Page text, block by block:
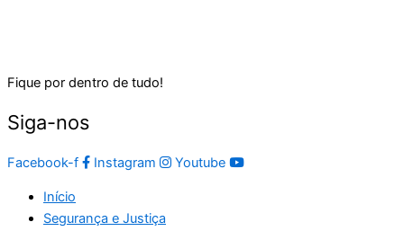
Fique por dentro de tudo!
Siga-nos
Facebook-f Instagram Youtube
Início
Segurança e Justiça